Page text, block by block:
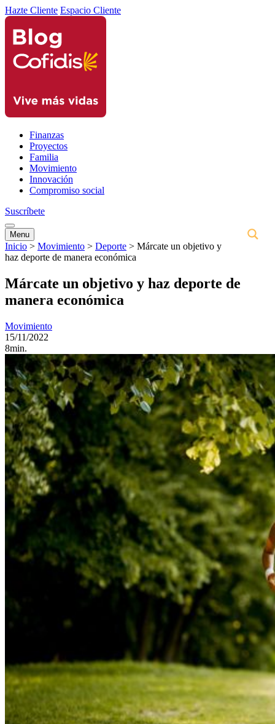
Hazte Cliente Espacio Cliente
Finanzas
Proyectos
Familia
Movimiento
Innovación
Compromiso social
Suscríbete
Menu
Inicio > Movimiento > Deporte > Márcate un objetivo y
haz deporte de manera económica
Márcate un objetivo y haz deporte de
manera económica
Movimiento
15/11/2022
8min.